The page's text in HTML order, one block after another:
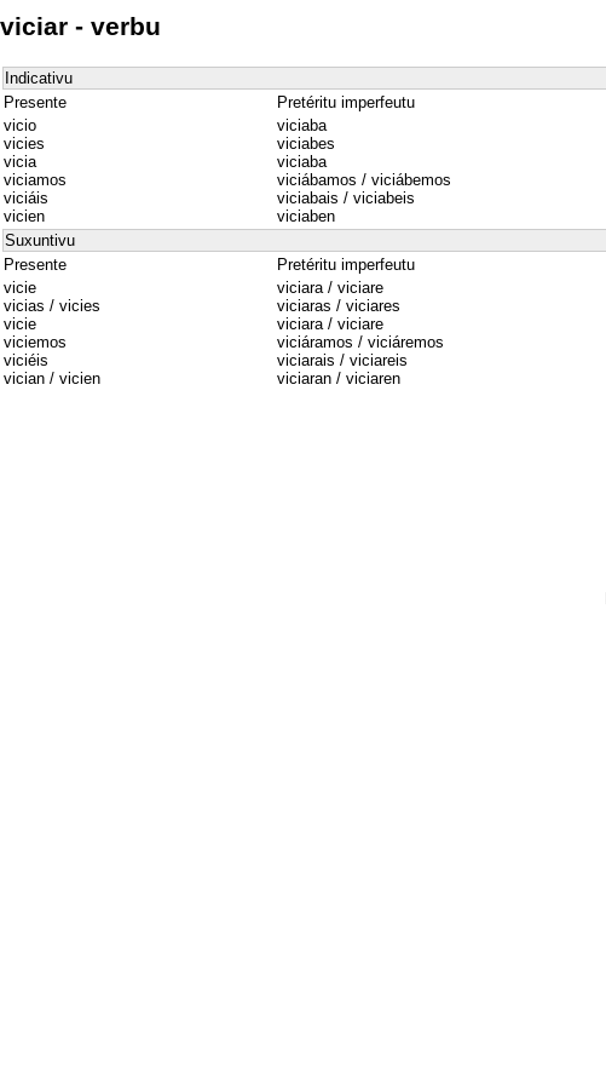
viciar - verbu
Indicativu
Presente
Pretéritu imperfeutu
vicio
vicies
vicia
viciamos
viciáis
vicien
viciaba
viciabes
viciaba
viciábamos / viciábemos
viciabais / viciabeis
viciaben
Suxuntivu
Presente
Pretéritu imperfeutu
vicie
vicias / vicies
vicie
viciemos
viciéis
vician / vicien
viciara / viciare
viciaras / viciares
viciara / viciare
viciáramos / viciáremos
viciarais / viciareis
viciaran / viciaren